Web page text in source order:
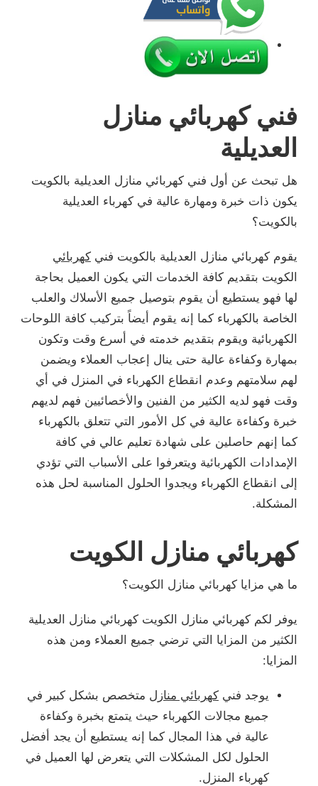
فني كهربائي منازل
العديلية
هل تبحث عن أول فني كهربائي منازل العديلية بالكويت
يكون ذات خبرة ومهارة عالية في كهرباء العديلية
بالكويت؟
يقوم كهربائي منازل العديلية بالكويت فني كهربائي
الكويت بتقديم كافة الخدمات التي يكون العميل بحاجة
لها فهو يستطيع أن يقوم بتوصيل جميع الأسلاك والعلب
الخاصة بالكهرباء كما إنه يقوم أيضاً بتركيب كافة اللوحات
الكهربائية ويقوم بتقديم خدمته في أسرع وقت وتكون
بمهارة وكفاءة عالية حتى ينال إعجاب العملاء ويضمن
لهم سلامتهم وعدم انقطاع الكهرباء في المنزل في أي
وقت فهو لديه الكثير من الفنين والأخصائيين فهم لديهم
خبرة وكفاءة عالية في كل الأمور التي تتعلق بالكهرباء
كما إنهم حاصلين على شهادة تعليم عالي في كافة
الإمدادات الكهربائية ويتعرفوا على الأسباب التي تؤدي
إلى انقطاع الكهرباء ويجدوا الحلول المناسبة لحل هذه
المشكلة.
كهربائي منازل الكويت
ما هي مزايا كهربائي منازل الكويت؟
يوفر لكم كهربائي منازل الكويت كهربائي منازل العديلية
الكثير من المزايا التي ترضي جميع العملاء ومن هذه
المزايا:
يوجد فني كهربائي منازل متخصص بشكل كبير في
جميع مجالات الكهرباء حيث يتمتع بخبرة وكفاءة
عالية في هذا المجال كما إنه يستطيع أن يجد أفضل
الحلول لكل المشكلات التي يتعرض لها العميل في
كهرباء المنزل.